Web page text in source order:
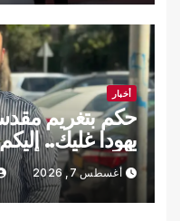
أخبار
حكم بتغريم
يهودا غليك..
أغسطس 7, 2026